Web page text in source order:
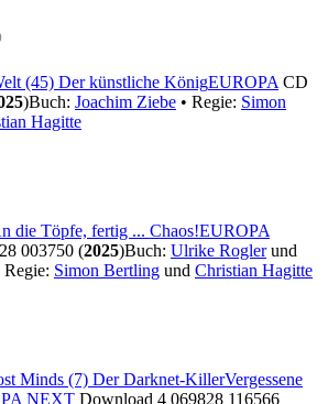
(45) Der künstliche KönigEUROPA CD
)Buch: Joachim Ziebe • Regie: Simon
Hagitte
die Töpfe, fertig ... Chaos!EUROPA
003750 (2025)Buch: Ulrike Roglerund
Regie: Simon Bertling und Christian Hagitte
Minds (7) Der Darknet-KillerVergessene
NEXT Download 4 069828 116566